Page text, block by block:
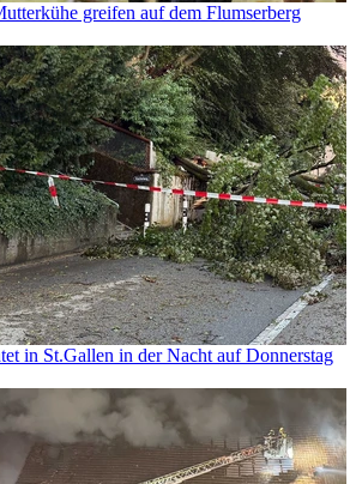
greifen auf dem Flumserberg
in St.Gallen in der Nacht auf Donnerstag